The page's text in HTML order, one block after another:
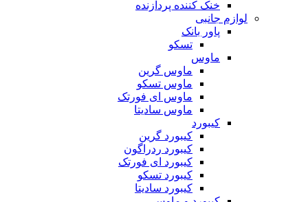
خنک کننده پردازنده
لوازم جانبی
پاور بانک
تسکو
ماوس
ماوس گرین
ماوس تسکو
ماوس ای فورتک
ماوس سادیتا
کیبورد
کیبورد گرین
کیبورد ردراگون
کیبورد ای فورتک
کیبورد تسکو
کیبورد سادیتا